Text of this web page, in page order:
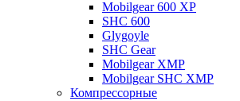
Mobilgear 600 XP
SHC 600
Glygoyle
SHC Gear
Mobilgear XMP
Mobilgear SHC XMP
Компрессорные